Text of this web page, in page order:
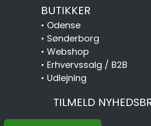
BUTIKKER
• Odense
• Sønderborg
• Webshop
• Erhvervssalg / B2B
• Udlejning
TILMELD